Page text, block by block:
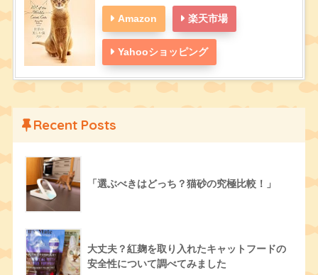
Amazon 楽天市場
Yahooショッピング
Recent Posts
「選ぶべきはどっち？猫砂の究極比較！」
大丈夫？紅麹を取り入れたキャットフードの
安全性について調べてみました